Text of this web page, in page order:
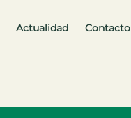
Actualidad Contacto